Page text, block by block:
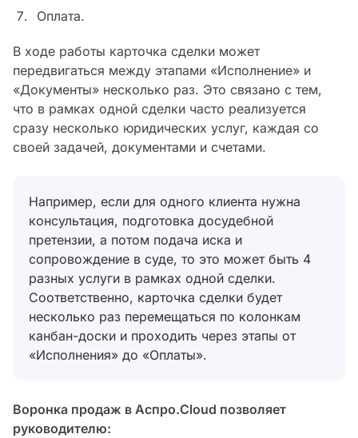
Оплата.
В ходе работы карточка сделки может
передвигаться между этапами «Исполнение» и
«Документы» несколько раз. Это связано с тем,
что в рамках одной сделки часто реализуется
сразу несколько юридических услуг, каждая со
своей задачей, документами и счетами.
Например, если для одного клиента нужна
консультация, подготовка досудебной
претензии, а потом подача иска и
сопровождение в суде, то это может быть 4
разных услуги в рамках одной сделки.
Соответственно, карточка сделки будет
несколько раз перемещаться по колонкам
канбан-доски и проходить через этапы от
«Исполнения» до «Оплаты».
Воронка продаж в Аспро.Cloud позволяет
руководителю: